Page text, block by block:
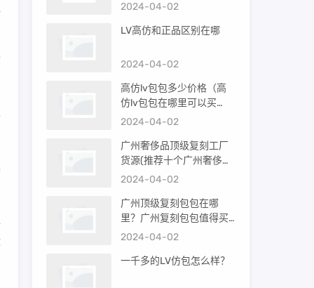
2024-04-02
LV高仿和正品区别在哪
2024-04-02
高仿lv包包多少价格（高
仿lv包包在哪里可以买
到）
2024-04-02
广州奢侈品顶级复刻工厂
货源(推荐十个广州奢侈品
购买渠道)
2024-04-02
广州顶级复刻包包在哪
里？广州复刻包包值得买
吗？
2024-04-02
一千多的LV仿包怎么样？